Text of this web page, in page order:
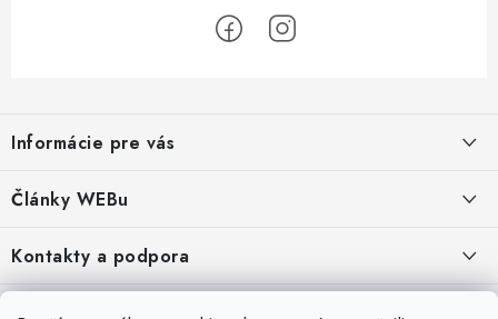
p
ä
e
Informácie pre vás
Obchodné podmienky
Moja objednávka
Odstúpenie od zmluvy
Články WEBu
Dôležité oznamy
16.6.2026
Kontakty a podpora
Servisné služby